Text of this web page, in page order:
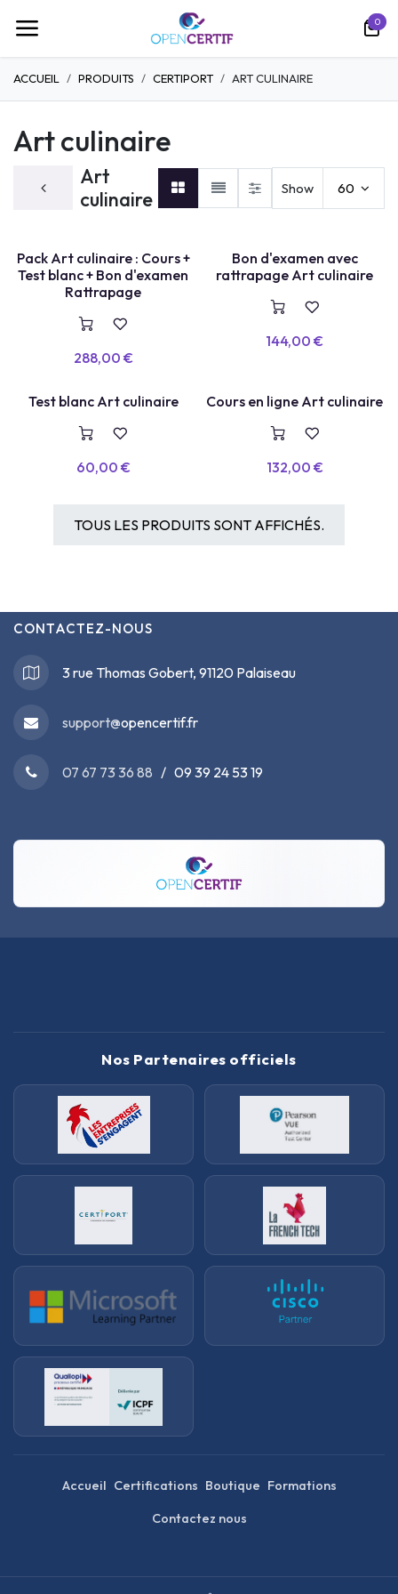
0
ACCUEIL PRODUITS CERTIPORT ART CULINAIRE
Art culinaire
Art
culinaire
Show 60
PACK COMPLET
Pack Art culinaire : Cours +
Test blanc + Bon d'examen
Rattrapage
288,00 €
BON + RETAKE
Bon d'examen avec
rattrapage Art culinaire
144,00 €
TEST BLANC
Test blanc Art culinaire
60,00 €
COURS EN LIGNE
Cours en ligne Art culinaire
132,00 €
TOUS LES PRODUITS SONT AFFICHÉS.
CONTACTEZ-NOUS
3 rue Thomas Gobert, 91120 Palaiseau
support@opencertif.fr
07 67 73 36 88 / 09 39 24 53 19
Nos Partenaires officiels
Accueil Certifications Boutique Formations
Contactez nous